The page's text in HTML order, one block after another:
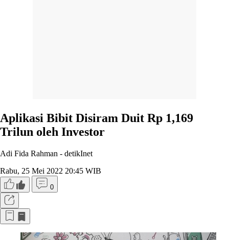
Aplikasi Bibit Disiram Duit Rp 1,169
Trilun oleh Investor
Adi Fida Rahman - detikInet
Rabu, 25 Mei 2022 20:45 WIB
0